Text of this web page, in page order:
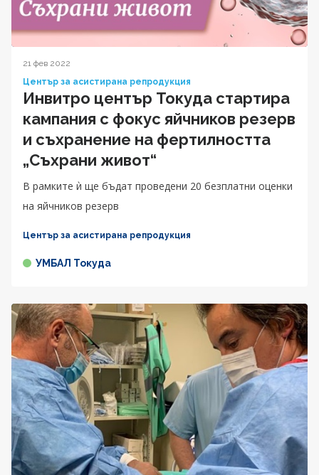
21 фев 2022
Център за асистирана репродукция
Инвитро център Токуда стартира
кампания с фокус яйчников резерв
и съхранение на фертилността
„Съхрани живот“
В рамките ѝ ще бъдат проведени 20 безплатни оценки
на яйчников резерв
Център за асистирана репродукция
УМБАЛ Токуда